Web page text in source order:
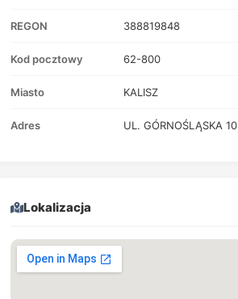
REGON 388819848
Kod pocztowy 62-800
Miasto KALISZ
Adres UL. GÓRNOŚLĄSKA 10
Lokalizacja